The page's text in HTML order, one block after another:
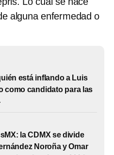
alguna enfermedad o
está inflando a Luis
como candidato para las
la CDMX se divide
Noroña y Omar